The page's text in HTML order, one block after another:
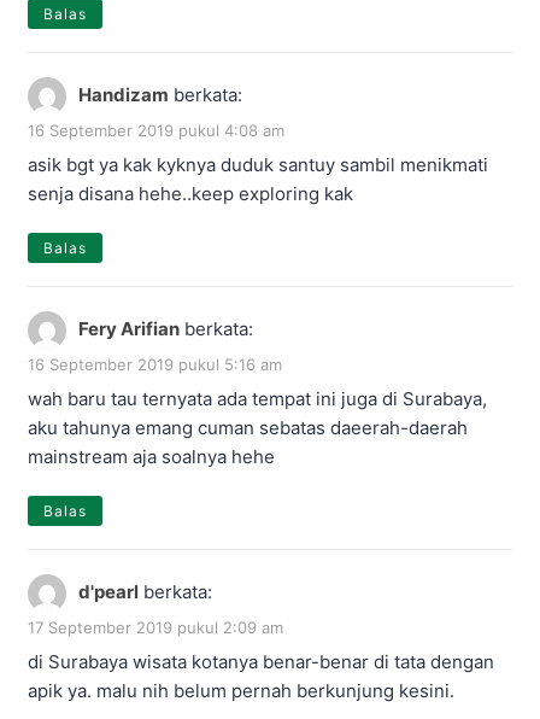
Balas
Handizam berkata:
16 September 2019 pukul 4:08 am
asik bgt ya kak kyknya duduk santuy sambil menikmati
senja disana hehe..keep exploring kak
Balas
Fery Arifian berkata:
16 September 2019 pukul 5:16 am
wah baru tau ternyata ada tempat ini juga di Surabaya,
aku tahunya emang cuman sebatas daeerah-daerah
mainstream aja soalnya hehe
Balas
d'pearl berkata:
17 September 2019 pukul 2:09 am
di Surabaya wisata kotanya benar-benar di tata dengan
apik ya. malu nih belum pernah berkunjung kesini.